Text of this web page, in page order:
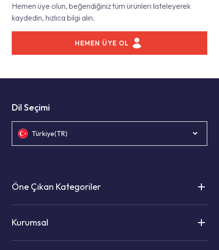
Hemen üye olun, beğendiğiniz tüm ürünleri listeleyerek
kaydedin, hızlıca bilgi alın.
HEMEN ÜYE OL
Dil Seçimi
Türkiye(TR)
Öne Çıkan Kategoriler
Kurumsal